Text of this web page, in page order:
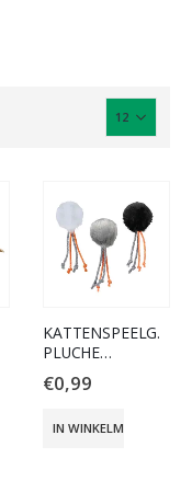
KATTENSPEELG.
PLUCHE
BALLETJE MET
KOORD
€0,99
IN WINKELMAND